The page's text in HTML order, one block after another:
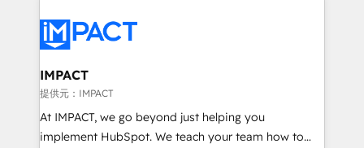
Slash months from your API Integration project... ⬅️
Click "Contact Business" ⬅️ to access 150+ Kickstart
Integration templates that put HubSpot in the center
of your tech stack, syncing... 🛍️ Shopify or
WooCommerce 💲 Stripe or Paypal 💰 Sage or
Netsuite 🤖 Google or Microsoft ✍️ DocuSign or
IMPACT
提供元：IMPACT
At IMPACT, we go beyond just helping you
implement HubSpot. We teach your team how to